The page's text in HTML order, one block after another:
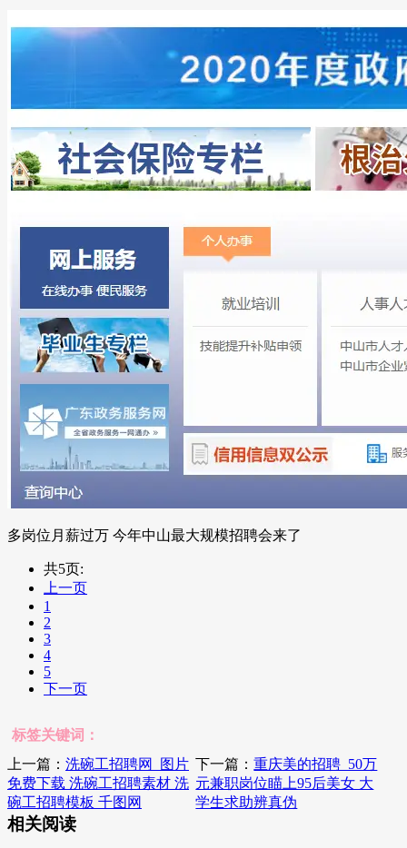
多岗位月薪过万 今年中山最大规模招聘会来了
共5页:
上一页
1
2
3
4
5
下一页
标签关键词：
上一篇： 洗碗工招聘网_图片
免费下载 洗碗工招聘素材 洗
碗工招聘模板 千图网
下一篇：重庆美的招聘_50万
元兼职岗位瞄上95后美女 大
学生求助辨真伪
相关阅读